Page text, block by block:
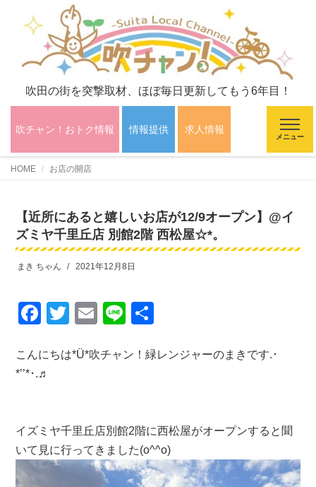
吹田の街を突撃取材、ほぼ毎日更新してもう6年目！
吹チャン！おトク情報 情報提供 求人情報
メニュー
HOME お店の開店
【近所にあると嬉しいお店が12/9オープン】@イ
ズミヤ千里丘店 別館2階 西松屋☆*。
まき ちゃん 2021年12月8日
F
c
e
o
o
k
T
tt
E
ail
Li
e
こんにちは*Ü*吹チャン！緑レンジャーのまきです.･
*’’*･.♬
イズミヤ千里丘店別館2階に西松屋がオープンすると聞
いて見に行ってきました(o^^o)